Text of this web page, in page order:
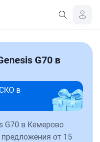
G70 в
в
G70 в Кемерово
от 15